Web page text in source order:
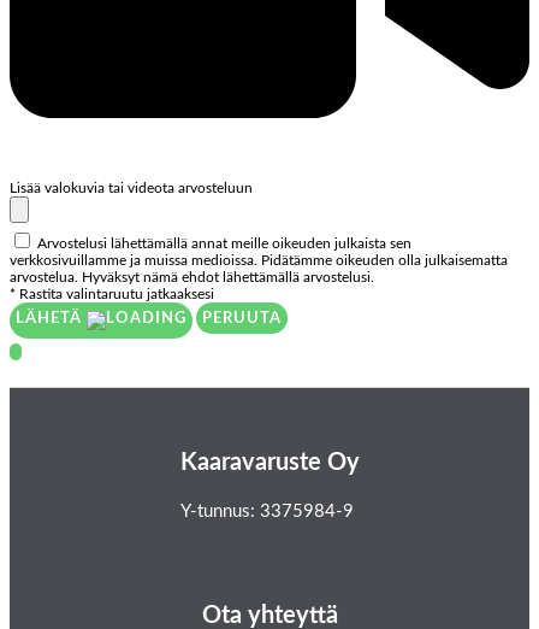
Lisää valokuvia tai videota arvosteluun
Arvostelusi lähettämällä annat meille oikeuden julkaista sen
verkkosivuillamme ja muissa medioissa. Pidätämme oikeuden olla julkaisematta
arvostelua. Hyväksyt nämä ehdot lähettämällä arvostelusi.
* Rastita valintaruutu jatkaaksesi
LÄHETÄ
PERUUTA
Kaaravaruste Oy
Y-tunnus: 3375984-9
Ota yhteyttä